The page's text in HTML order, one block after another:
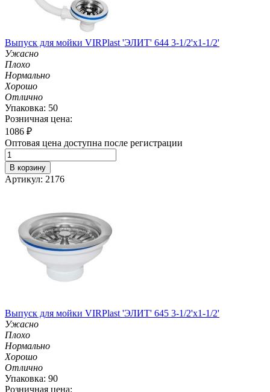
Выпуск для мойки VIRPlast 'ЭЛИТ' 644 3-1/2'х1-1/2'
Ужасно
Плохо
Нормально
Хорошо
Отлично
Упаковка: 50
Розничная цена:
1086 ₽
Оптовая цена доступна после регистрации
В корзину
Артикул: 2176
Выпуск для мойки VIRPlast 'ЭЛИТ' 645 3-1/2'х1-1/2'
Ужасно
Плохо
Нормально
Хорошо
Отлично
Упаковка: 90
Розничная цена: